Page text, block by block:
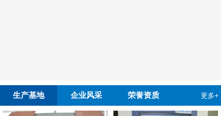
生产基地 企业风采 荣誉资质 更多+